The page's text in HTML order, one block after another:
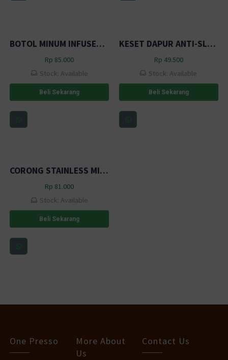
BOTOL MINUM INFUSER TEA DOUBLE WALL BORREY 450 ML – BR029
Rp 85.000
Stock: Available
Beli Sekarang
KESET DAPUR ANTI-SLIP BALCONY RUG 50×80 CM D320 BLACK PROMO
Rp 49.500
Stock: Available
Beli Sekarang
CORONG STAINLESS MINI SET 3 IN1 SERBAGUNA PEGANGAN BP1 (7.5, 5.5, 4.5CM)
Rp 81.000
Stock: Available
Beli Sekarang
One Presso
More About
Us
Contact Us